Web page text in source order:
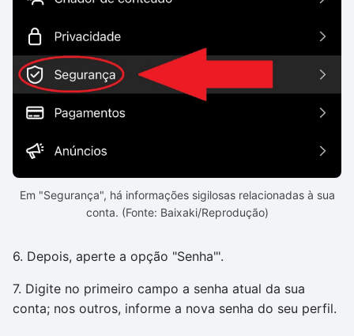
Em "Segurança", há informações sigilosas relacionadas à sua
conta. (Fonte: Baixaki/Reprodução)
6. Depois, aperte a opção "Senha"'.
7. Digite no primeiro campo a senha atual da sua
conta; nos outros, informe a nova senha do seu perfil.